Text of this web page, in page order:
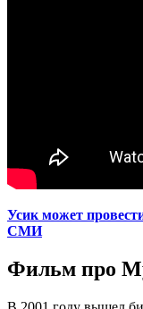
Усик может
СМИ
Фильм про